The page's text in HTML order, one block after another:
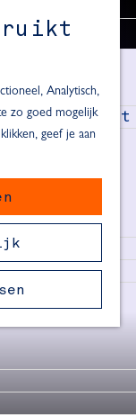
Analytisch,
zo goed mogelijk
geef je aan
dagje Delft
van Delft
in de buurt
in Delft